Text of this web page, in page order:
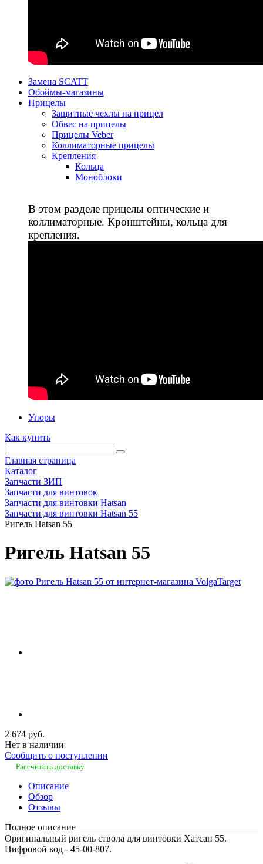
Замена SCATT
Обоймы-магазины
Прицелы
Защитные чехлы на прицел
Обвес на прицелы
Прицелы Veber
Коллиматорные прицелы
Крепления
Кольца
Моноблоки
В этом разделе прицелы оптические и
коллиматорные. Кронштейны, кольца для
крепления.
Упоры
Как купить
Главная страница
Каталог
Запчасти ЗИП
Запчасти для винтовок
Запчасти для винтовки Hatsan
Запчасти для винтовки Hatsan 55
Ригель Hatsan 55
Ригель Hatsan 55
2 674 руб.
Нет в наличии
Сообщить о поступлении
Рассчитать доставку
Описание
Обзор
Отзывы
Полное описание
Оригинальный ригель ствола для винтовки Хатсан 55.
Цифровой код - 45-00-807.